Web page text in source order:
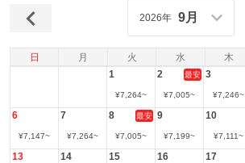
日 月 火 水 木
2026年 9月
1
¥7,264~
2 最安
¥7,005~
3
¥7,246~
6
¥7,147~
7
¥7,264~
8 最安
¥7,005~
9
¥7,199~
10
¥7,111~
13 14 15 16 17